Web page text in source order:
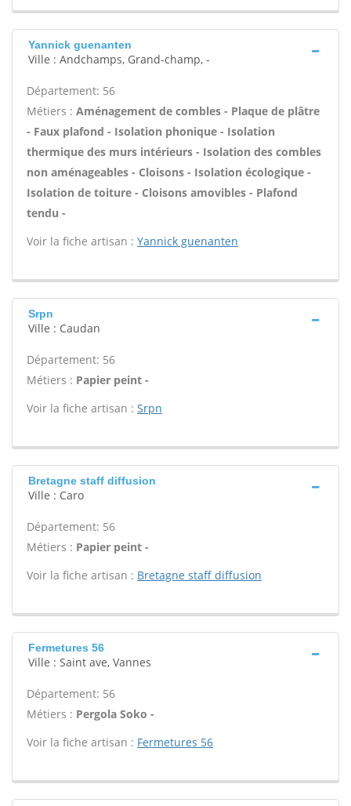
Yannick guenanten
Ville : Andchamps, Grand-champ, -
Département: 56
Métiers : Aménagement de combles - Plaque de plâtre
- Faux plafond - Isolation phonique - Isolation
thermique des murs intérieurs - Isolation des combles
non aménageables - Cloisons - Isolation écologique -
Isolation de toiture - Cloisons amovibles - Plafond
tendu -
Voir la fiche artisan : Yannick guenanten
Srpn
Ville : Caudan
Département: 56
Métiers : Papier peint -
Voir la fiche artisan : Srpn
Bretagne staff diffusion
Ville : Caro
Département: 56
Métiers : Papier peint -
Voir la fiche artisan : Bretagne staff diffusion
Fermetures 56
Ville : Saint ave, Vannes
Département: 56
Métiers : Pergola Soko -
Voir la fiche artisan : Fermetures 56